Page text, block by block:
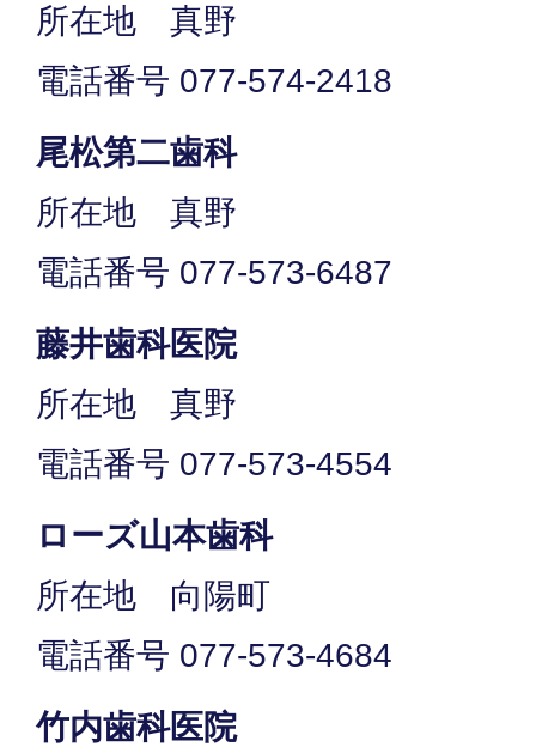
所在地 真野
電話番号 077-574-2418
尾松第二歯科
所在地 真野
電話番号 077-573-6487
藤井歯科医院
所在地 真野
電話番号 077-573-4554
ローズ山本歯科
所在地 向陽町
電話番号 077-573-4684
竹内歯科医院